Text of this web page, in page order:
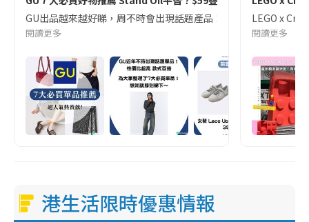
GU出品越來越好睇，周不時會出現話題產品！為大家整合了GU
閱讀更多
LEGO x
閱讀更多
港生活限時優惠情報